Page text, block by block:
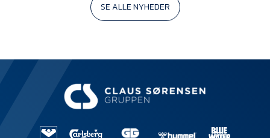
SE ALLE NYHEDER